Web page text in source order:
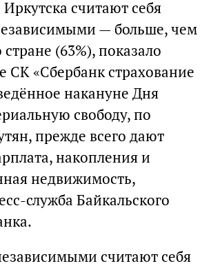
считают себя
— больше, чем
(63%), показало
СК «Сбербанк страхование
накануне Дня
свободу, по
прежде всего дают
накопления и
недвижимость,
служба Байкальского
считают себя